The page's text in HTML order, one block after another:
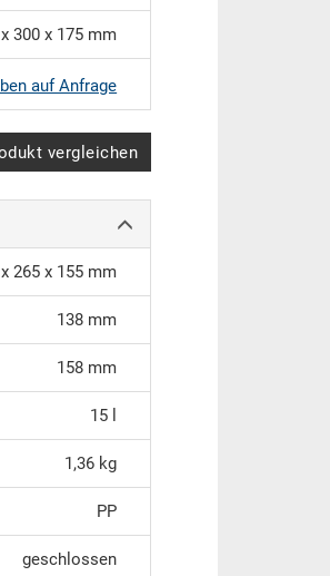
300 x 175 mm
auf Anfrage
vergleichen
265 x 155 mm
138 mm
158 mm
15 l
1,36 kg
PP
geschlossen